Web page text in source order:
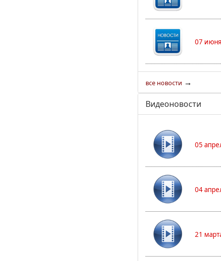
07
все новости →
Видеоновости
05
04
21